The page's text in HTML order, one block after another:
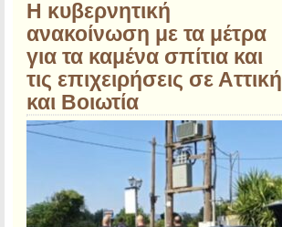
Η κυβερνητική
ανακοίνωση με τα μέτρα
για τα καμένα σπίτια και
τις επιχειρήσεις σε Αττική
και Βοιωτία